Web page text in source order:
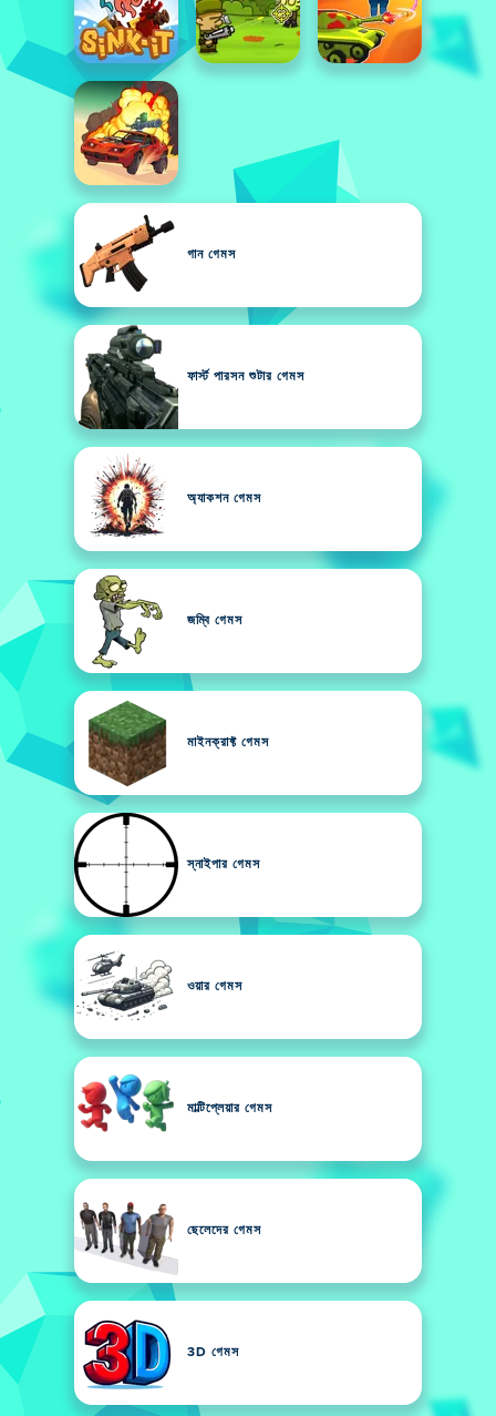
গান গেমস
ফার্স্ট পারসন শুটার গেমস
অ্যাকশন গেমস
জম্বি গেমস
মাইনক্রাফ্ট গেমস
স্নাইপার গেমস
ওয়ার গেমস
মাল্টিপ্লেয়ার গেমস
ছেলেদের গেমস
3D গেমস